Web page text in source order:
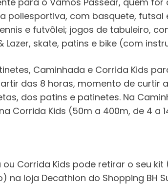
poliesportiva, com basquete,
e futvôlei; jogos de tabuleiro,
Lazer, skate, patins e bike (com
Caminhada e Corrida Kids
das 8 horas, momento de
dos patins e patinetes. Na
Corrida Kids (50m a 400m, de 4 a
Corrida Kids pode retirar o seu
loja Decathlon do Shopping BH